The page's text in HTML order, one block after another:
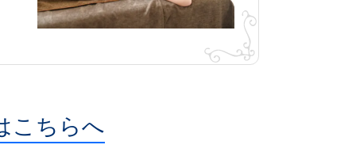
こちらへ